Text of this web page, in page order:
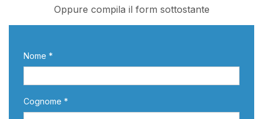
Oppure compila il form sottostante
Nome *
Cognome *